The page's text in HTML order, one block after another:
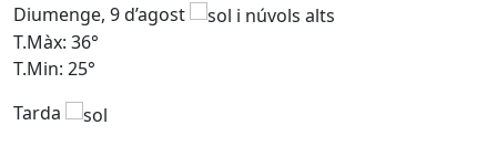
Diumenge, 9 d’agost
T.Màx: 36°
T.Min: 25°
Tarda